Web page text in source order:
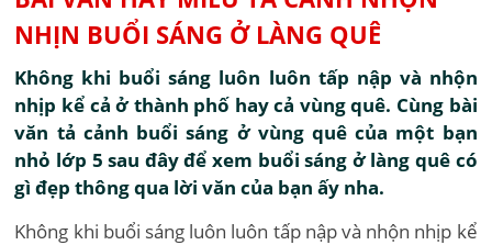
NHỊN BUỔI SÁNG Ở LÀNG QUÊ
Không khi buổi sáng luôn luôn tấp nập và nhộn
nhịp kể cả ở thành phố hay cả vùng quê. Cùng bài
văn tả cảnh buổi sáng ở vùng quê của một bạn
nhỏ lớp 5 sau đây để xem buổi sáng ở làng quê có
gì đẹp thông qua lời văn của bạn ấy nha.
Không khi buổi sáng luôn luôn tấp nập và nhộn nhịp kể